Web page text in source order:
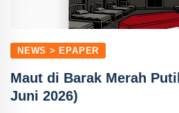
NEWS > EPAPER
Maut di Barak Merah
Juni 2026)